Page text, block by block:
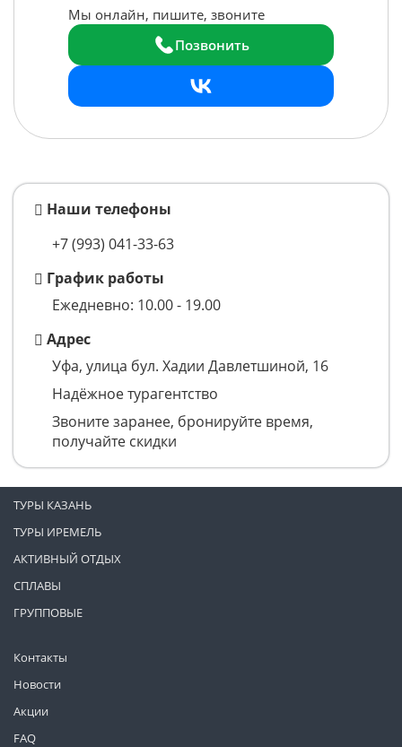
Мы онлайн, пишите, звоните
Позвонить
Наши телефоны
+7 (993) 041-33-63
График работы
Ежедневно: 10.00 - 19.00
Адрес
Уфа, улица бул. Хадии Давлетшиной, 16
Надёжное турагентство
Звоните заранее, бронируйте время,
получайте скидки
Контакты
Новости
Акции
FAQ
ТУРЫ КАЗАНЬ
ТУРЫ ИРЕМЕЛЬ
АКТИВНЫЙ ОТДЫХ
СПЛАВЫ
ГРУППОВЫЕ